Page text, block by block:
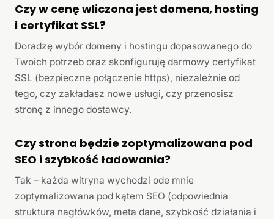
Czy w cenę wliczona jest domena, hosting
i certyfikat SSL?
Doradzę wybór domeny i hostingu dopasowanego do
Twoich potrzeb oraz skonfiguruję darmowy certyfikat
SSL (bezpieczne połączenie https), niezależnie od
tego, czy zakładasz nowe usługi, czy przenosisz
stronę z innego dostawcy.
Czy strona będzie zoptymalizowana pod
SEO i szybkość ładowania?
Tak – każda witryna wychodzi ode mnie
zoptymalizowana pod kątem SEO (odpowiednia
struktura nagłówków, meta dane, szybkość działania i